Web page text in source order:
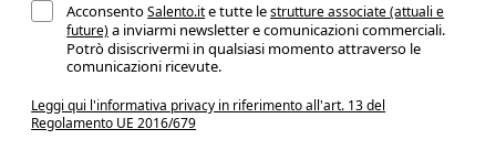
AcconsentoSalento.ite tutte lestrutture associate (attuali e
future)a inviarmi newsletter e comunicazioni commerciali.
Potrò disiscrivermi in qualsiasi momento attraverso le
comunicazioni ricevute.
Leggi qui l'informativa privacy in riferimento all'art. 13 del
Regolamento UE 2016/679